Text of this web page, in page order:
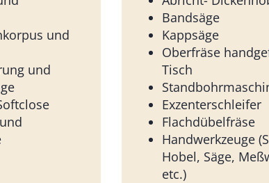
und
und
Bandsäge
Kappsäge
Oberfräse
Tisch
Exzenterschleifer
Flachdübelfräse
Handwerkzeuge
Hobel, Säge,
etc.)